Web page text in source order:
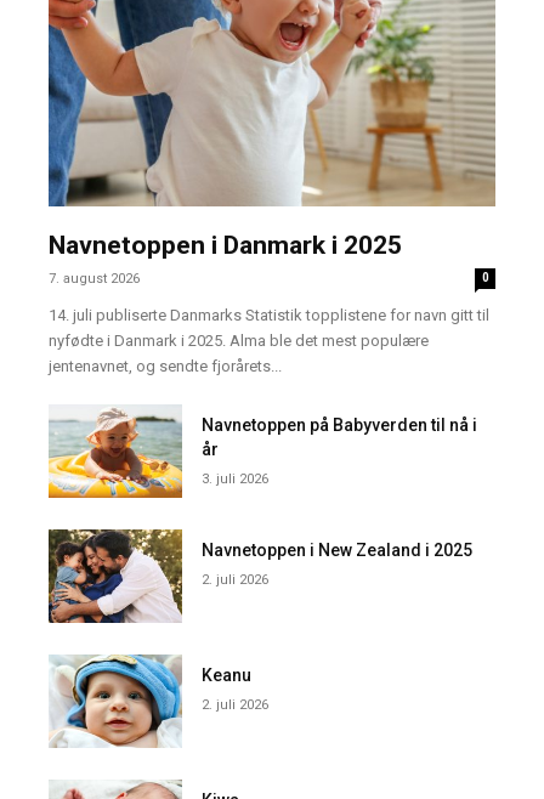
Navnetoppen i Danmark i 2025
7. august 2026 0
14. juli publiserte Danmarks Statistik topplistene for navn gitt til
nyfødte i Danmark i 2025. Alma ble det mest populære
jentenavnet, og sendte fjorårets...
Navnetoppen på Babyverden til nå i
år
3. juli 2026
Navnetoppen i New Zealand i 2025
2. juli 2026
Keanu
2. juli 2026